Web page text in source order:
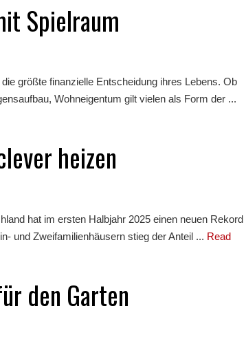
Spielraum
größte finanzielle Entscheidung ihres Lebens. Ob
Wohneigentum gilt vielen als Form der ...
heizen
hat im ersten Halbjahr 2025 einen neuen Rekord
und Zweifamilienhäusern stieg der Anteil ... Read
den Garten